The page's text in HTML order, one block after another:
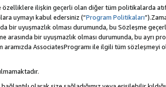
özelliklere ilişkin geçerli olan diğer tüm politikalarda
uymayı kabul edersiniz (“Program Politikaları
bir uyuşmazlık olması durumunda, bu Sözleşme
arasında bir uyuşmazlık olması durumunda, bu ayrı
AssociatesProgramı ile ilgili tüm sözleşmeyi